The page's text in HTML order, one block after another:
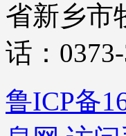
省新乡市
话：
鲁ICP备